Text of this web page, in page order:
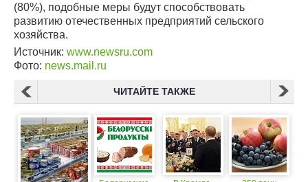
(80%), подобные меры будут способствовать
развитию отечественных предприятий сельского
хозяйства.
Источник: www.newsru.com
Фото: news.mail.ru
ЧИТАЙТЕ ТАКЖЕ